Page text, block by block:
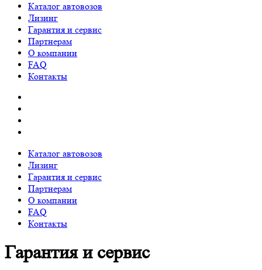
Каталог автовозов
Лизинг
Гарантия и сервис
Партнерам
О компании
FAQ
Контакты
Каталог автовозов
Лизинг
Гарантия и сервис
Партнерам
О компании
FAQ
Контакты
Гарантия и сервис